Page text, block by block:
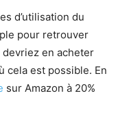
d’utilisation du
pour retrouver
en acheter
cela est possible. En
sur Amazon à 20%